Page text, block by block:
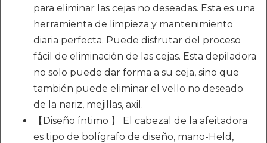
para eliminar las cejas no deseadas. Esta es una
herramienta de limpieza y mantenimiento
diaria perfecta. Puede disfrutar del proceso
fácil de eliminación de las cejas. Esta depiladora
no solo puede dar forma a su ceja, sino que
también puede eliminar el vello no deseado
de la nariz, mejillas, axil.
【Diseño íntimo 】 El cabezal de la afeitadora
es tipo de bolígrafo de diseño, mano-Held,